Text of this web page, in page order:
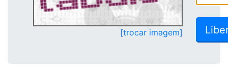
[trocar imagem]